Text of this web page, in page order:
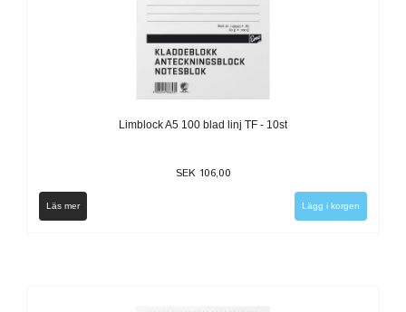
Limblock A5 100 blad linj TF - 10st
SEK 106,00
Läs mer